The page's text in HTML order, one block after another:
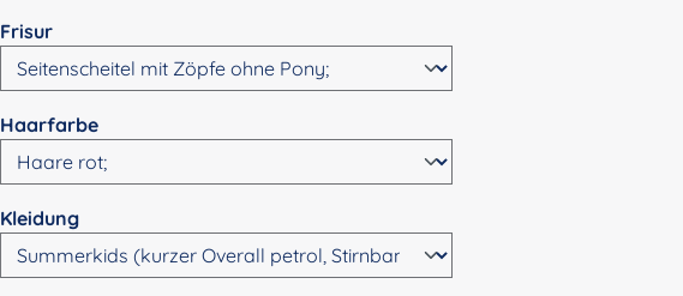
Frisurauswählen
Haarfarbeauswählen
Kleidungauswählen